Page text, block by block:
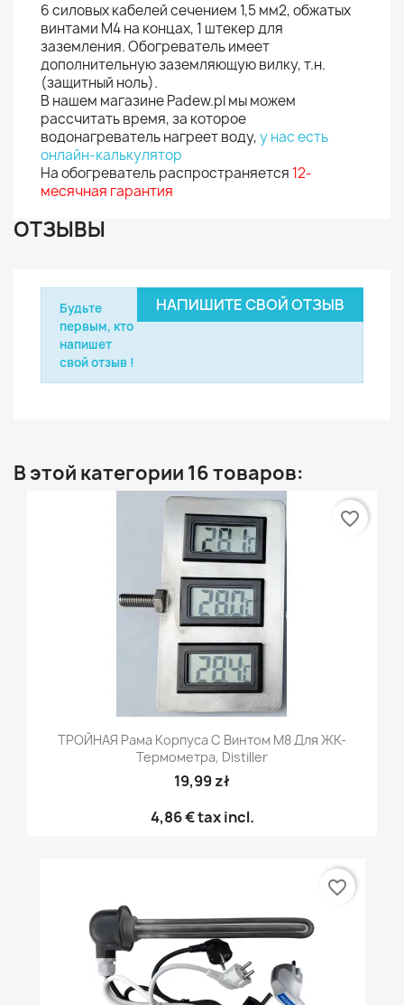
6 силовых кабелей сечением 1,5 мм2, обжатых
винтами М4 на концах, 1 штекер для
заземления. Обогреватель имеет
дополнительную заземляющую вилку, т.н.
(защитный ноль).
В нашем магазине Padew.pl мы можем
рассчитать время, за которое
водонагреватель нагреет воду,у нас есть
онлайн-калькулятор
На обогреватель распространяется 12-
месячная гарантия
ОТЗЫВЫ
НАПИШИТЕ СВОЙ ОТЗЫВ
Будьте
первым, кто
напишет
свой отзыв !
В этой категории 16 товаров:
ТРОЙНАЯ Рама Корпуса С Винтом M8 Для ЖК-
Термометра, Distiller
19,99 zł
4,86 €tax incl.
favorite_border
favorite_border